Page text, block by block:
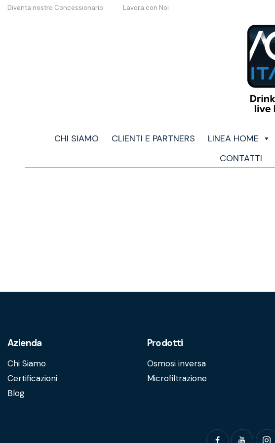
Diventa nostro Concessionario Lavora con Noi
CHI SIAMO CLIENTI E PARTNERS LINEA HOME
CONTATTI
Azienda
Chi Siamo
Certificazioni
Blog
Prodotti
Osmosi inversa
Microfiltrazione